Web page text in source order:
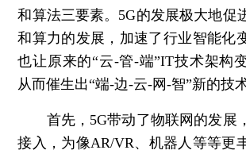
和算法三要素。5G的发展极大地促
和算力的发展，加速了行业智能化
也让原来的“云-管-端”IT技术架构
从而催生出“端-边-云-网-智”新的技
首先，5G带动了物联网的发展
接入，为像AR/VR、机器人等等更